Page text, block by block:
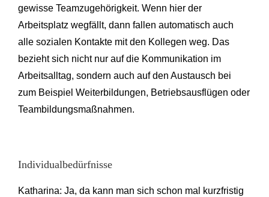
gewisse Teamzugehörigkeit. Wenn hier der
Arbeitsplatz wegfällt, dann fallen automatisch auch
alle sozialen Kontakte mit den Kollegen weg. Das
bezieht sich nicht nur auf die Kommunikation im
Arbeitsalltag, sondern auch auf den Austausch bei
zum Beispiel Weiterbildungen, Betriebsausflügen oder
Teambildungsmaßnahmen.
Individualbedürfnisse
Katharina: Ja, da kann man sich schon mal kurzfristig